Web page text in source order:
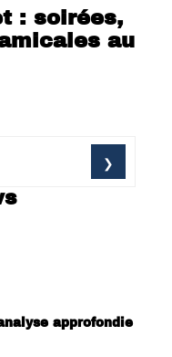
: soirées,
au
approfondie